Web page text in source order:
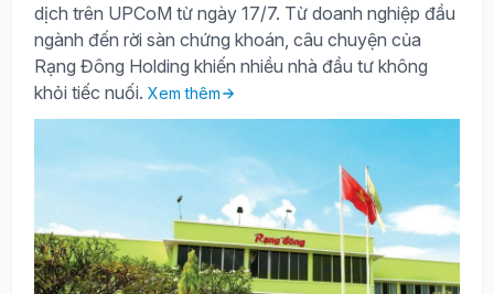
dịch trên UPCoM từ ngày 17/7. Từ doanh nghiệp đầu
ngành đến rời sàn chứng khoán, câu chuyện của
Rạng Đông Holding khiến nhiều nhà đầu tư không
khỏi tiếc nuối. Xem thêm